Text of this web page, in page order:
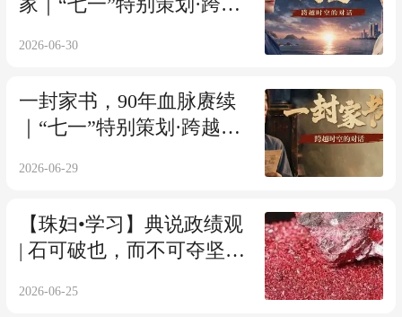
家｜“七一”特别策划·跨越
2026-06-30
一封家书，90年血脉赓续
｜“七一”特别策划·跨越时
2026-06-29
【珠妇•学习】典说政绩观
| 石可破也，而不可夺坚；
2026-06-25